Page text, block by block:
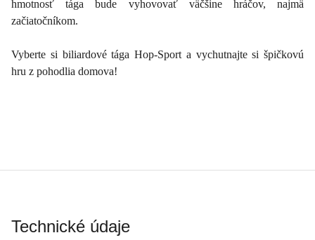
hmotnosť tága bude vyhovovať väčšine hráčov, najmä
začiatočníkom.
Vyberte si biliardové tága Hop-Sport a vychutnajte si špičkovú
hru z pohodlia domova!
Technické údaje